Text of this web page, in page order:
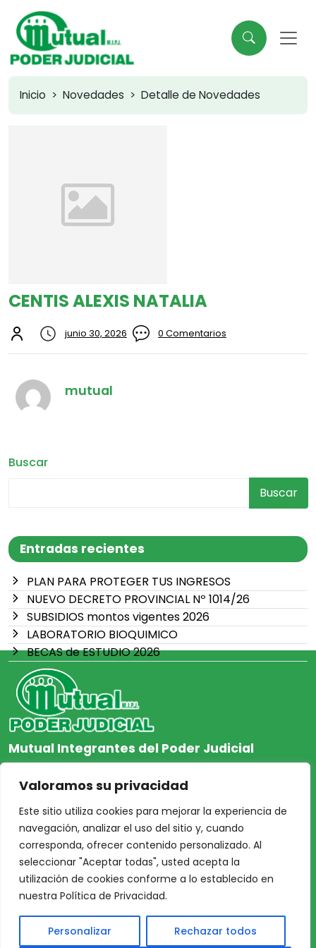
Valoramos su privacidad
Este sitio utiliza cookies para mejorar la experiencia de
navegación, analizar el uso del sitio y, cuando
corresponda, ofrecer contenido personalizado. Al
seleccionar "Aceptar todas", usted acepta la
utilización de cookies conforme a lo establecido en
nuestra Política de Privacidad.
Personalizar Rechazar todos
Buscar
Buscar
Entradas recientes
PLAN PARA PROTEGER TUS INGRESOS
NUEVO DECRETO PROVINCIAL Nº 1014/26
SUBSIDIOS montos vigentes 2026
LABORATORIO BIOQUIMICO
BECAS de ESTUDIO 2026
Inicio Novedades Detalle de Novedades
CENTIS ALEXIS NATALIA
junio 30, 2026 0 Comentarios
mutual
Mutual Integrantes del Poder Judicial
afiliacion@mjpj.org.ar
+54 9 342 467-4510
NOSOTROS
Inicio
Acceso Asociados
Nosotros
CENTRO DE AYUDA
Protección de Datos
Personales